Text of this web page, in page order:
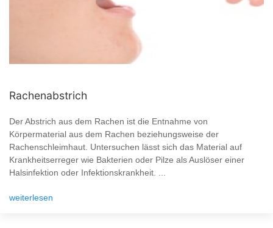
Rachenabstrich
Der Abstrich aus dem Rachen ist die Entnahme von
Körpermaterial aus dem Rachen beziehungsweise der
Rachenschleimhaut. Untersuchen lässt sich das Material auf
Krankheitserreger wie Bakterien oder Pilze als Auslöser einer
Halsinfektion oder Infektionskrankheit. ...
weiterlesen